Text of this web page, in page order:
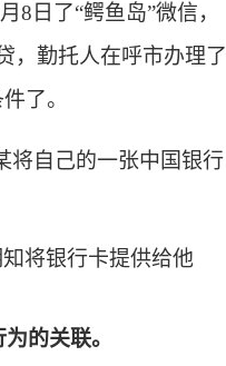
8日了“鳄鱼岛”微信，
，勤托人在呼市办理了
了。
将自己的一张中国银行
将银行卡提供给他
的关联。